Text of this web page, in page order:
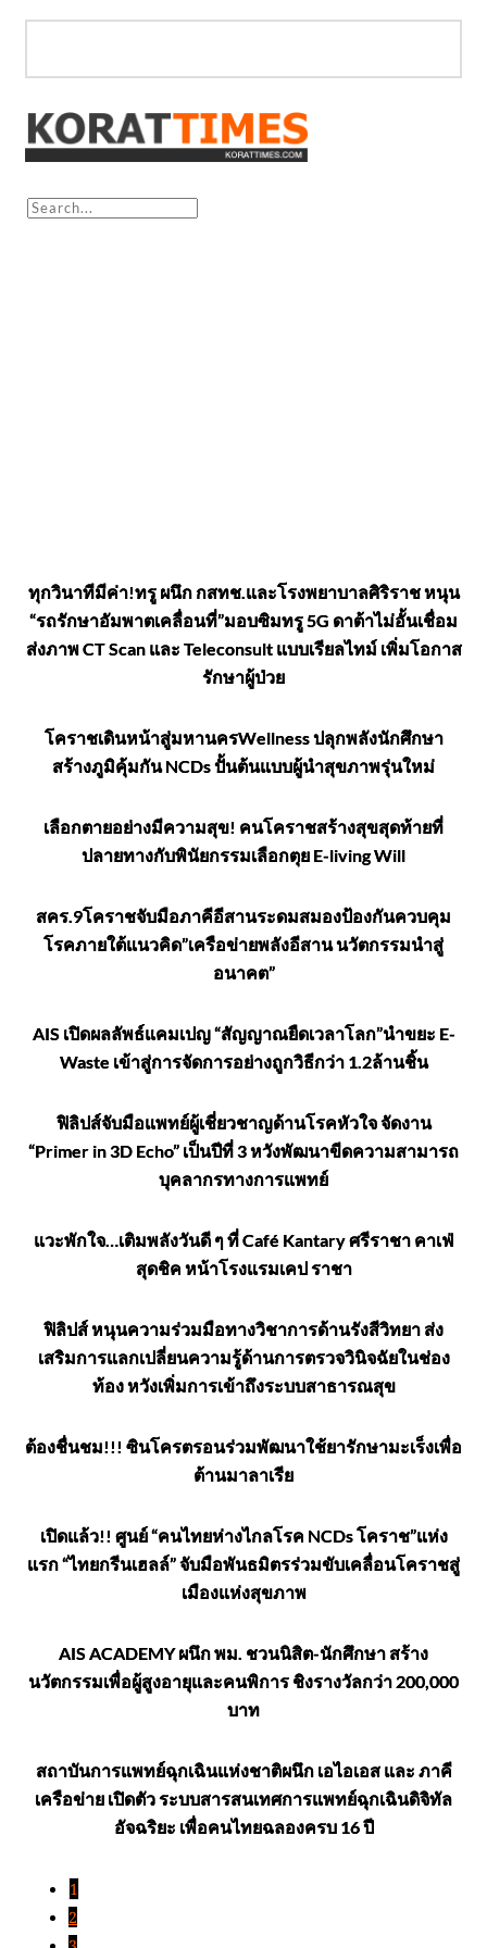
ทุกวินาทีมีค่า!ทรู ผนึก กสทช.และโรงพยาบาลศิริราช หนุน
“รถรักษาอัมพาตเคลื่อนที่”มอบซิมทรู 5G ดาต้าไม่อั้นเชื่อม
ส่งภาพ CT Scan และ Teleconsult แบบเรียลไทม์ เพิ่มโอกาส
รักษาผู้ป่วย
โคราชเดินหน้าสู่มหานครWellness ปลุกพลังนักศึกษา
สร้างภูมิคุ้มกัน NCDs ปั้นต้นแบบผู้นำสุขภาพรุ่นใหม่
เลือกตายอย่างมีความสุข! คนโคราชสร้างสุขสุดท้ายที่
ปลายทางกับพินัยกรรมเลือกตุย E-living Will
สคร.9โคราชจับมือภาคีอีสานระดมสมองป้องกันควบคุม
โรคภายใต้แนวคิด”เครือข่ายพลังอีสาน นวัตกรรมนำสู่
อนาคต”
AIS เปิดผลลัพธ์แคมเปญ “สัญญาณยืดเวลาโลก”นำขยะ E-
Waste เข้าสู่การจัดการอย่างถูกวิธีกว่า 1.2ล้านชิ้น
ฟิลิปส์จับมือแพทย์ผู้เชี่ยวชาญด้านโรคหัวใจ จัดงาน
“Primer in 3D Echo” เป็นปีที่ 3 หวังพัฒนาขีดความสามารถ
บุคลากรทางการแพทย์
แวะพักใจ…เติมพลังวันดี ๆ ที่ Café Kantary ศรีราชา คาเฟ่
สุดชิค หน้าโรงแรมเคป ราชา
ฟิลิปส์ หนุนความร่วมมือทางวิชาการด้านรังสีวิทยา ส่ง
เสริมการแลกเปลี่ยนความรู้ด้านการตรวจวินิจฉัยในช่อง
ท้อง หวังเพิ่มการเข้าถึงระบบสาธารณสุข
ต้องชื่นชม!!! ซินโครตรอนร่วมพัฒนาใช้ยารักษามะเร็งเพื่อ
ต้านมาลาเรีย
เปิดแล้ว!! ศูนย์ “คนไทยห่างไกลโรค NCDs โคราช”แห่ง
แรก “ไทยกรีนเฮลล์” จับมือพันธมิตรร่วมขับเคลื่อนโคราชสู่
เมืองแห่งสุขภาพ
AIS ACADEMY ผนึก พม. ชวนนิสิต-นักศึกษา สร้าง
นวัตกรรมเพื่อผู้สูงอายุและคนพิการ ชิงรางวัลกว่า 200,000
บาท
สถาบันการแพทย์ฉุกเฉินแห่งชาติผนึก เอไอเอส และ ภาคี
เครือข่าย เปิดตัว ระบบสารสนเทศการแพทย์ฉุกเฉินดิจิทัล
อัจฉริยะ เพื่อคนไทยฉลองครบ 16 ปี
1
2